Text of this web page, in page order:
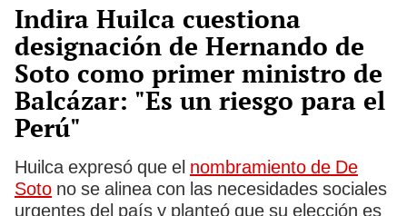
Indira Huilca cuestiona
designación de Hernando de
Soto como primer ministro de
Balcázar: "Es un riesgo para el
Perú"
Huilca expresó que el nombramiento de De
Soto no se alinea con las necesidades sociales
urgentes del país y planteó que su elección es